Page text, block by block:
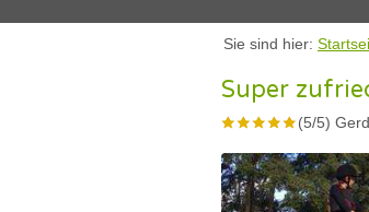
Sie sind hier:
Super
(5/5)